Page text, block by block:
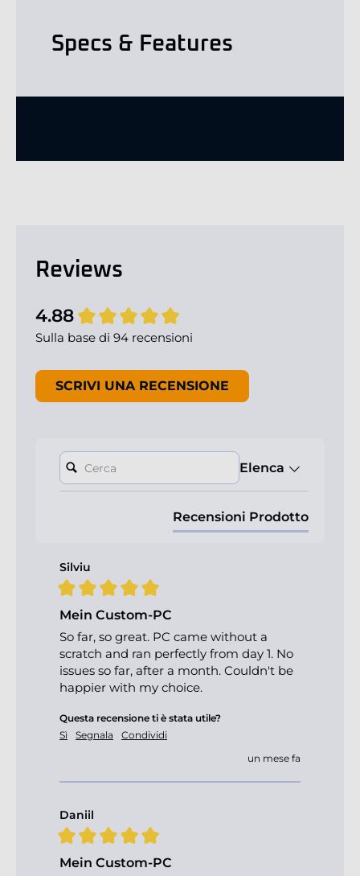
Specs & Features
Reviews
4.88
Sulla base di 94 recensioni
SCRIVI UNA RECENSIONE
Elenca
Cerca:
Recensioni Prodotto
Silviu
Mein Custom-PC
So far, so great. PC came without a
scratch and ran perfectly from day 1. No
issues so far, after a month. Couldn't be
happier with my choice.
Questa recensione ti è stata utile?
Sì
Segnala
Condividi
un mese fa
Daniil
Mein Custom-PC
New content loaded